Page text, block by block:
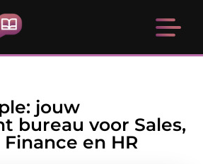
jouw
bureau voor Sales,
en HR